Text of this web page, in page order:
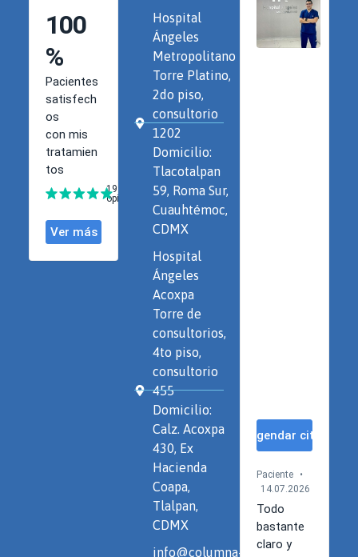
Hospital
Ángeles
Metropolitano
Torre Platino,
2do piso,
consultorio
1202
Domicilio:
Tlacotalpan
59, Roma Sur,
Cuauhtémoc,
CDMX
Hospital
Ángeles
Acoxpa
Torre de
consultorios,
4to piso,
consultorio
455
Domicilio:
Calz. Acoxpa
430, Ex
Hacienda
Coapa,
Tlalpan,
CDMX
info@columna-